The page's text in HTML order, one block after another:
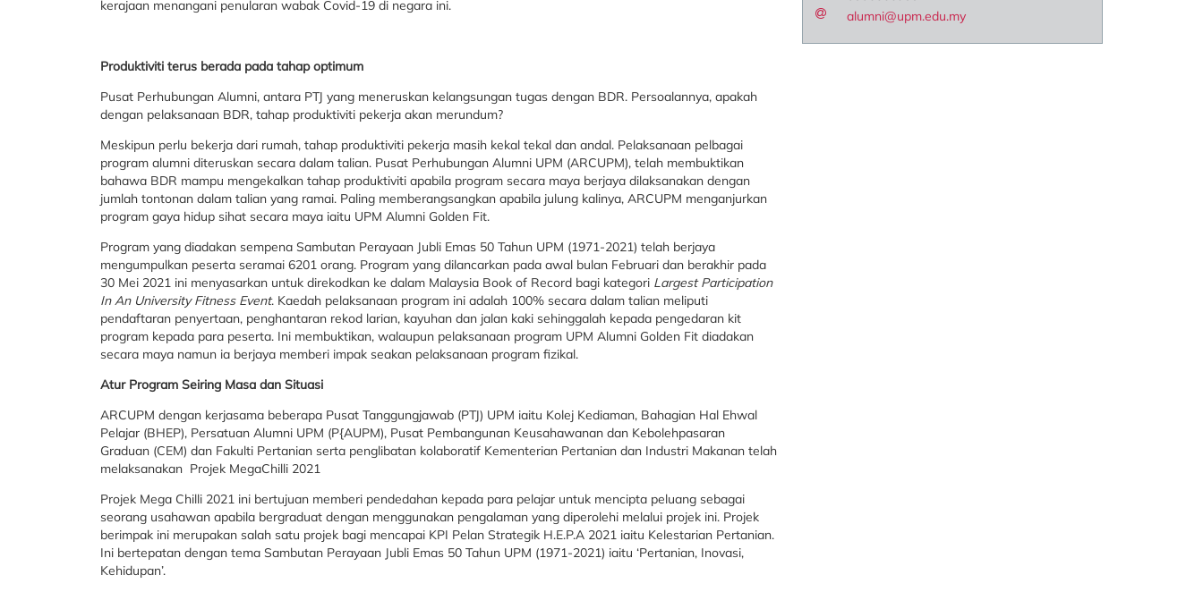
kerajaan menangani penularan wabak Covid-19 di negara ini.
Produktiviti terus berada pada tahap optimum
Pusat Perhubungan Alumni, antara PTJ yang meneruskan kelangsungan tugas dengan BDR. Persoalannya, apakah
dengan pelaksanaan BDR, tahap produktiviti pekerja akan merundum?
Meskipun perlu bekerja dari rumah, tahap produktiviti pekerja masih kekal tekal dan andal. Pelaksanaan pelbagai
program alumni diteruskan secara dalam talian. Pusat Perhubungan Alumni UPM (ARCUPM), telah membuktikan
bahawa BDR mampu mengekalkan tahap produktiviti apabila program secara maya berjaya dilaksanakan dengan
jumlah tontonan dalam talian yang ramai. Paling memberangsangkan apabila julung kalinya, ARCUPM menganjurkan
program gaya hidup sihat secara maya iaitu UPM Alumni Golden Fit.
Program yang diadakan sempena Sambutan Perayaan Jubli Emas 50 Tahun UPM (1971-2021) telah berjaya
mengumpulkan peserta seramai 6201 orang. Program yang dilancarkan pada awal bulan Februari dan berakhir pada
30 Mei 2021 ini menyasarkan untuk direkodkan ke dalam Malaysia Book of Record bagi kategori Largest Participation
In An University Fitness Event. Kaedah pelaksanaan program ini adalah 100% secara dalam talian meliputi
pendaftaran penyertaan, penghantaran rekod larian, kayuhan dan jalan kaki sehinggalah kepada pengedaran kit
program kepada para peserta. Ini membuktikan, walaupun pelaksanaan program UPM Alumni Golden Fit diadakan
secara maya namun ia berjaya memberi impak seakan pelaksanaan program fizikal.
Atur Program Seiring Masa dan Situasi
ARCUPM dengan kerjasama beberapa Pusat Tanggungjawab (PTJ) UPM iaitu Kolej Kediaman, Bahagian Hal Ehwal
Pelajar (BHEP), Persatuan Alumni UPM (P{AUPM), Pusat Pembangunan Keusahawanan dan Kebolehpasaran
Graduan (CEM) dan Fakulti Pertanian serta penglibatan kolaboratif Kementerian Pertanian dan Industri Makanan telah
melaksanakan Projek MegaChilli 2021
Projek Mega Chilli 2021 ini bertujuan memberi pendedahan kepada para pelajar untuk mencipta peluang sebagai
seorang usahawan apabila bergraduat dengan menggunakan pengalaman yang diperolehi melalui projek ini. Projek
berimpak ini merupakan salah satu projek bagi mencapai KPI Pelan Strategik H.E.P.A 2021 iaitu Kelestarian Pertanian.
Ini bertepatan dengan tema Sambutan Perayaan Jubli Emas 50 Tahun UPM (1971-2021) iaitu ‘Pertanian, Inovasi,
Kehidupan’.
alumni@upm.edu.my